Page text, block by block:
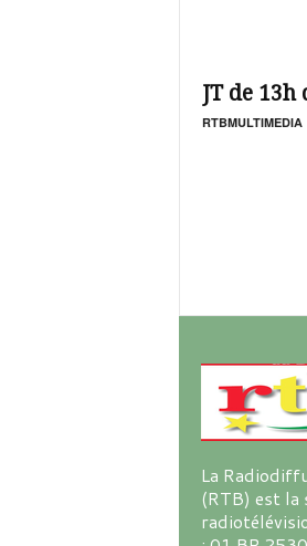
JT de
RTBMULTIMEDIA
La
(RTB) est la